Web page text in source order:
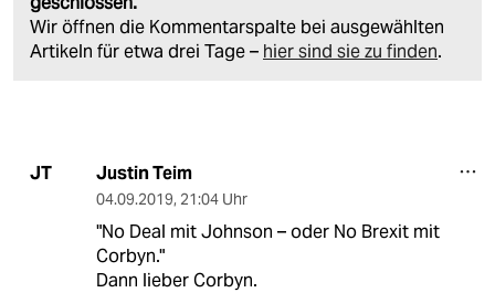
Wir öffnen die Kommentarspalte bei ausgewählten
Artikeln für etwa drei Tage – hier sind sie zu finden.
JT Justin Teim
04.09.2019, 21:04 Uhr
"No Deal mit Johnson – oder No Brexit mit
Corbyn."
Dann lieber Corbyn.